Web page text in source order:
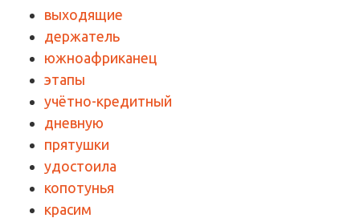
выходящие
держатель
южноафриканец
этапы
учётно-кредитный
дневную
прятушки
удостоила
копотунья
красим